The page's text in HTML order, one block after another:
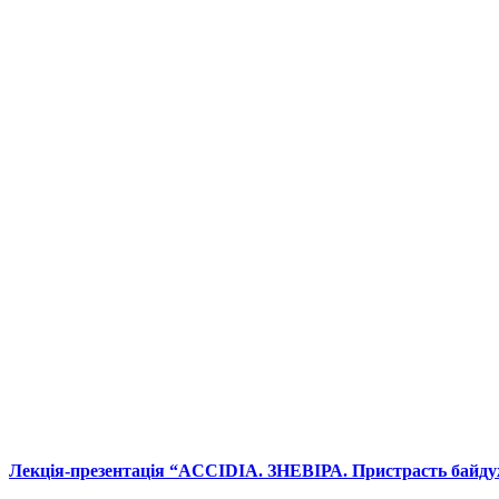
Лекція-презентація “ACCIDIA. ЗНЕВІРА. Пристрасть